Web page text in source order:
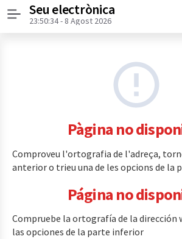
Menú
Seu electrònica
23:50:34- 8 Agost 2026
Pàgina no
Comproveu l'ortografia de l'adreça,
anterior o trieu una de les opcions de la
Página no
Compruebe la ortografía de la dirección
las opciones de la parte inferior